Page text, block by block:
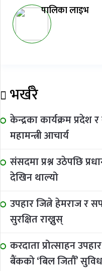
पालिका लाइभ
भर्खरै
केन्द्रका कार्यक्रम
महामन्त्री आचार्य
संसदमा प्रश्न उठेपछि
देखिन थाल्यो
उपहार जित्ने हेमराज र
सुरक्षित राख्नुस्
करदाता प्रोत्साहन
बैंकको ‘बिल जितौँ’